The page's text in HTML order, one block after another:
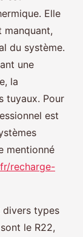
Elle
manquant,
du système.
une
la
tuyaux. Pour
est
mentionné
recharge-
divers types
le R22,